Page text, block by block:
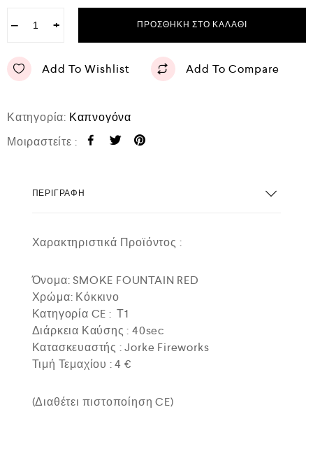
− + ΠΡΟΣΘΉΚΗ ΣΤΟ ΚΑΛΆΘΙ
Add To Wishlist Add To Compare
Κατηγορία: Καπνογόνα
Μοιραστείτε :
ΠΕΡΙΓΡΑΦΉ
Χαρακτηριστικά Προϊόντος :
Όνομα: SMOKE FOUNTAIN RED
Χρώμα: Κόκκινο
Κατηγορία CE : Τ1
Διάρκεια Καύσης : 40sec
Κατασκευαστής : Jorke Fireworks
Τιμή Τεμαχίου : 4 €
(Διαθέτει πιστοποίηση CE)